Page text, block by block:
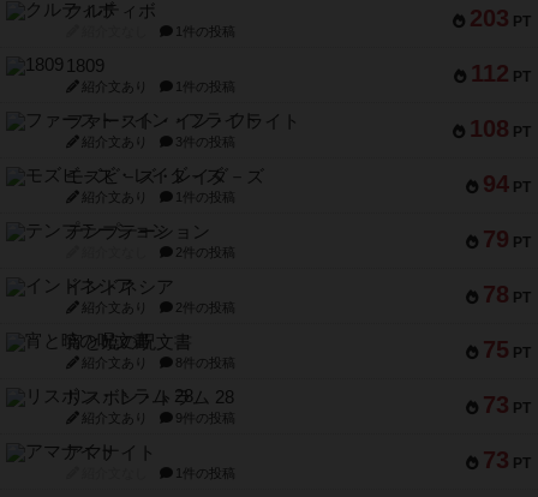
203 PT
クルティボ
1件の投稿
112 PT
1809
紹介文あり 1件の投稿
108 PT
ファースト・イン・フライト
紹介文あり 3件の投稿
94 PT
モズビ－ズ・レイダ－ズ
紹介文あり 1件の投稿
79 PT
テンプテーション
2件の投稿
78 PT
インドネシア
紹介文あり 2件の投稿
75 PT
宵と暁の呪文書
紹介文あり 8件の投稿
73 PT
リスボン・トラム 28
紹介文あり 9件の投稿
73 PT
アマナイト
1件の投稿